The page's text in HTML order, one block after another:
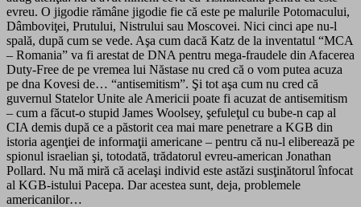
evreu. O jigodie rămâne jigodie fie că este pe malurile Potomacului,
Dâmboviţei, Prutului, Nistrului sau Moscovei. Nici cinci ape nu-l
spală, după cum se vede. Aşa cum dacă Katz de la inventatul “MCA
– Romania” va fi arestat de DNA pentru mega-fraudele din Afacerea
Duty-Free de pe vremea lui Năstase nu cred că o vom putea acuza
pe dna Kovesi de… “antisemitism”. Şi tot aşa cum nu cred că
guvernul Statelor Unite ale Americii poate fi acuzat de antisemitism
– cum a făcut-o stupid James Woolsey, şefuleţul cu bube-n cap al
CIA demis după ce a păstorit cea mai mare penetrare a KGB din
istoria agenţiei de informaţii americane – pentru că nu-l eliberează pe
spionul israelian şi, totodată, trădatorul evreu-american Jonathan
Pollard. Nu mă miră că acelaşi individ este astăzi susţinătorul înfocat
al KGB-istului Pacepa. Dar acestea sunt, deja, problemele
americanilor…